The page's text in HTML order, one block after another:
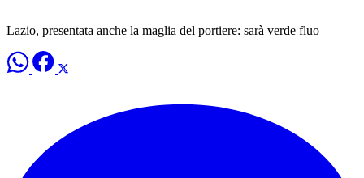
Lazio, presentata anche la maglia del portiere: sarà verde fluo